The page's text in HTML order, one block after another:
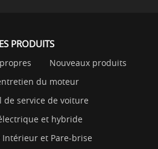
PRODUITS
Nouveaux produits
du moteur
de service de voiture
et hybride
Intérieur et Pare-brise